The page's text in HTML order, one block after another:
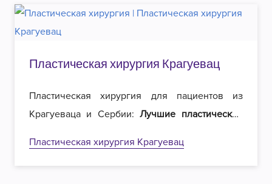
Пластическая хирургия Крагуевац
Пластическая хирургия для пациентов из
Крагуеваца и Сербии: Лучшие пластические
операции. Добро пожаловать в Роял
эстетическую хирургию в Белграде!
Пластическая хирургия Крагуевац